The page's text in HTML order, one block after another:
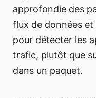
approfondie des
flux de données
pour détecter les
trafic, plutôt que
dans un paquet.